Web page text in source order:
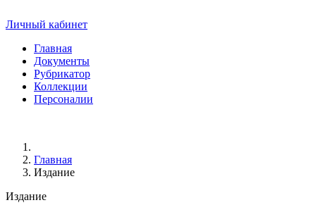
Личный кабинет
Главная
Документы
Рубрикатор
Коллекции
Персоналии
Главная
Издание
Издание